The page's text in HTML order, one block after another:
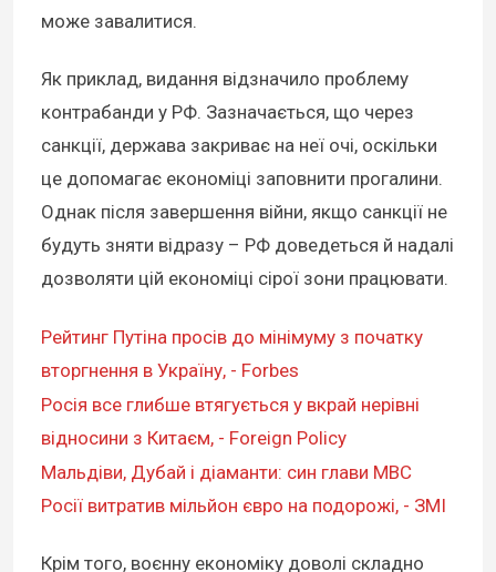
може завалитися.
Як приклад, видання відзначило проблему
контрабанди у РФ. Зазначається, що через
санкції, держава закриває на неї очі, оскільки
це допомагає економіці заповнити прогалини.
Однак після завершення війни, якщо санкції не
будуть зняти відразу – РФ доведеться й надалі
дозволяти цій економіці сірої зони працювати.
Рейтинг Путіна просів до мінімуму з початку
вторгнення в Україну, - Forbes
Росія все глибше втягується у вкрай нерівні
відносини з Китаєм, - Foreign Policy
Мальдіви, Дубай і діаманти: син глави МВС
Росії витратив мільйон євро на подорожі, - ЗМІ
Крім того, воєнну економіку доволі складно